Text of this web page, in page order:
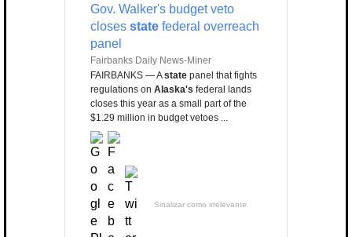
Gov. Walker's budget veto
closes state federal overreach
panel
Fairbanks Daily News-Miner
FAIRBANKS — Astate panel that fights
regulations on Alaska's federal lands
closes this year as a small part of the
$1.29 million in budget vetoes ...
Sinalizar como irrelevante